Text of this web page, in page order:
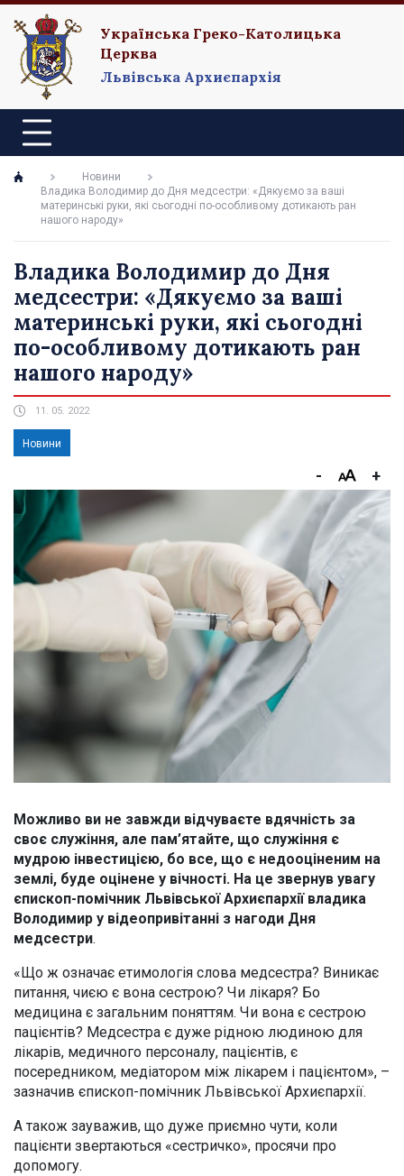
Українська Греко-Католицька
Церква
Львівська Архиєпархія
Новини
Владика Володимир до Дня медсестри: «Дякуємо за ваші
материнські руки, які сьогодні по-особливому дотикають ран
нашого народу»
Владика Володимир до Дня
медсестри: «Дякуємо за ваші
материнські руки, які сьогодні
по-особливому дотикають ран
нашого народу»
11. 05. 2022
Новини
- +
Можливо ви не завжди відчуваєте вдячність за
своє служіння, але пам’ятайте, що служіння є
мудрою інвестицією, бо все, що є недооціненим на
землі, буде оцінене у вічності. На це звернув увагу
єпископ-помічник Львівської Архиєпархії владика
Володимир у відеопривітанні з нагоди Дня
медсестри.
«Що ж означає етимологія слова медсестра? Виникає
питання, чиєю є вона сестрою? Чи лікаря? Бо
медицина є загальним поняттям. Чи вона є сестрою
пацієнтів? Медсестра є дуже рідною людиною для
лікарів, медичного персоналу, пацієнтів, є
посередником, медіатором між лікарем і пацієнтом», –
зазначив єпископ-помічник Львівської Архиєпархії.
А також зауважив, що дуже приємно чути, коли
пацієнти звертаються «сестричко», просячи про
допомогу.